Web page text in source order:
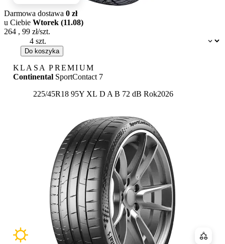
Dostępność:
Darmowa dostawa 0 zł
u Ciebie Wtorek (11.08)
264 , 99 zł/szt.
Do koszyka
KLASA PREMIUM
Continental SportContact 7
225/45R18 95Y XL Etykieta:
D A B 72 dB Rok2026